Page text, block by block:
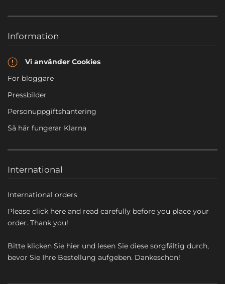
Information
Vi använder Cookies
För bloggare
Pressbilder
Personuppgiftshantering
Så här fungerar Klarna
International
International orders
Please click here and read carefully before you place your
order. Thank you!
Bitte klicken Sie hier und lesen Sie diese sorgfältig durch,
bevor Sie Ihre Bestellung aufgeben. Dankeschön!